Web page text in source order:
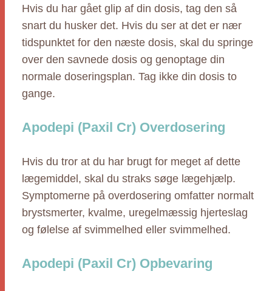
Hvis du har gået glip af din dosis, tag den så
snart du husker det. Hvis du ser at det er nær
tidspunktet for den næste dosis, skal du springe
over den savnede dosis og genoptage din
normale doseringsplan. Tag ikke din dosis to
gange.
Apodepi (Paxil Cr) Overdosering
Hvis du tror at du har brugt for meget af dette
lægemiddel, skal du straks søge lægehjælp.
Symptomerne på overdosering omfatter normalt
brystsmerter, kvalme, uregelmæssig hjerteslag
og følelse af svimmelhed eller svimmelhed.
Apodepi (Paxil Cr) Opbevaring